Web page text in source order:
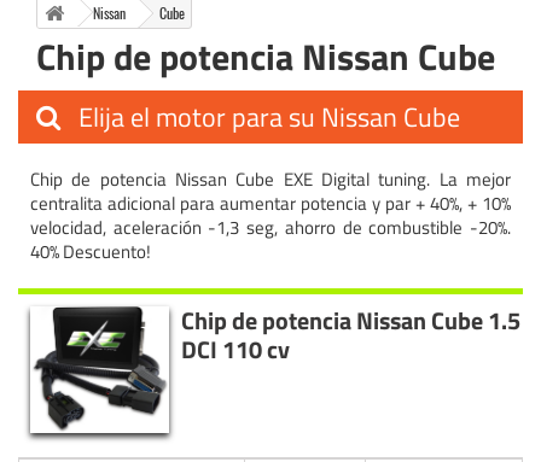
Nissan Cube
Chip de potencia Nissan Cube
Elija el motor para su Nissan Cube
Chip de potencia Nissan Cube EXE Digital tuning. La mejor
centralita adicional para aumentar potencia y par + 40%, + 10%
velocidad, aceleración -1,3 seg, ahorro de combustible -20%.
40% Descuento!
Chip de potencia Nissan Cube 1.5
DCI 110 cv